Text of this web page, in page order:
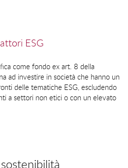
ESG
come fondo ex art. 8 della
ad investire in società che hanno un
delle tematiche ESG, escludendo
a settori non etici o con un elevato